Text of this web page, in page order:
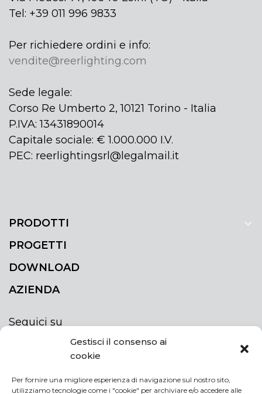
Gestisci il consenso ai
cookie
Per fornire una migliore esperienza di navigazione sul nostro sito,
utilizziamo tecnologie come i "cookie" per archiviare e/o accedere alle
Tel: +39 011 996 9833
Per richiedere ordini e info:
vendite@reerlighting.com
Sede legale:
Corso Re Umberto 2, 10121 Torino - Italia
P.IVA: 13431890014
Capitale sociale: € 1.000.000 I.V.
PEC: reerlightingsrl@legalmail.it
PRODOTTI
PROGETTI
DOWNLOAD
AZIENDA
Seguici su